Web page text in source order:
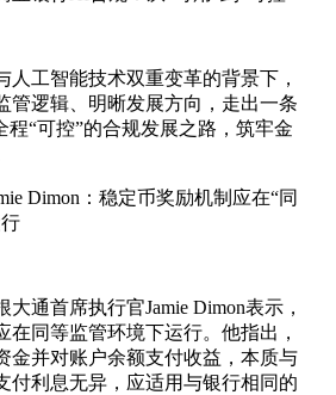
人工智能技术双重变革的背景下，
管逻辑、明晰发展方向，走出一条
程“可控”的合规发展之路，筑牢金
Dimon：稳定币奖励机制应在“同
大通首席执行官Jamie Dimon表示，
在同等监管环境下运行。他指出，
金并对账户余额支付收益，本质与
付利息无异，应适用与银行相同的